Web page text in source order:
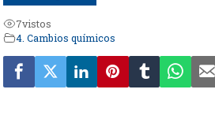
7vistos
4. Cambios químicos